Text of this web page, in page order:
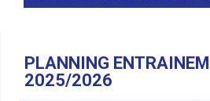
PLANNING
2025/2026